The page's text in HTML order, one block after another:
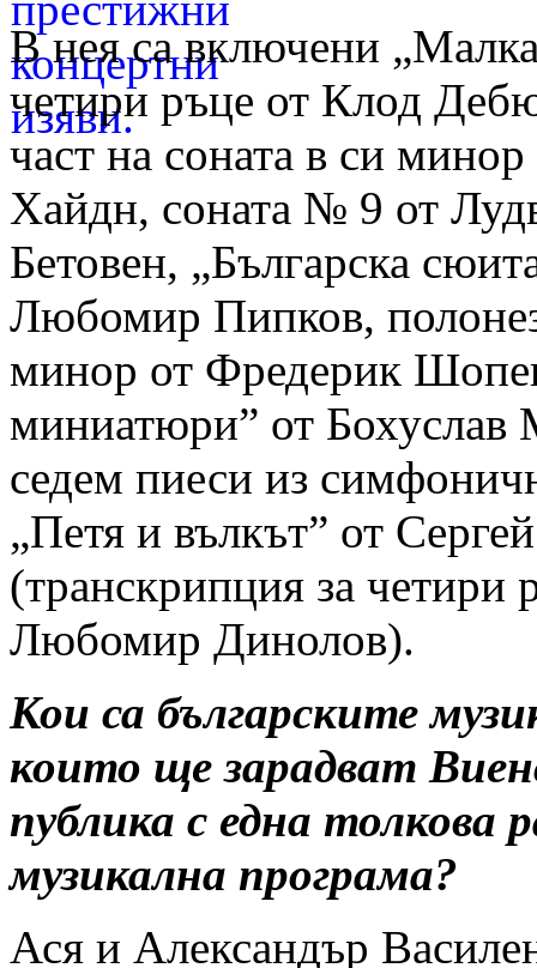
В нея са включени
четири ръце от Клод
част на соната в си
Хайдн, соната № 9 от
Бетовен, „Българска
Любомир Пипков,
минор от Фредерик
миниатюри” от Бохуслав
седем пиеси из
„Петя и вълкът” от
(транскрипция за четири
Любомир Динолов).
Кои са българските
които ще зарадват
публика с една толкова
музикална програма?
Ася и Александър